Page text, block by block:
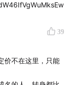
，一个重要原
重要的分析对
个指数的数据
以获得指数公
39
价不在这里，只能